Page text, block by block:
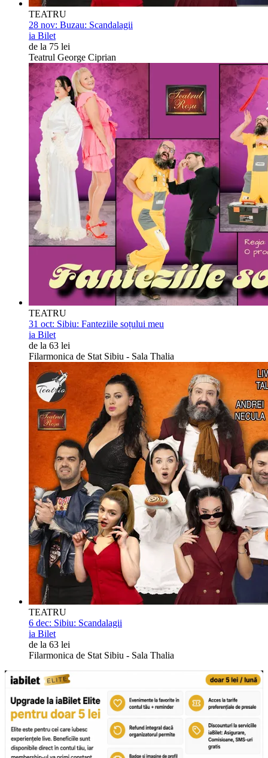
TEATRU
28 nov: Buzau: Scandalagii
ia Bilet
de la 75 lei
Teatrul George Ciprian
TEATRU
31 oct: Sibiu: Fanteziile soțului meu
ia Bilet
de la 63 lei
Filarmonica de Stat Sibiu - Sala Thalia
TEATRU
6 dec: Sibiu: Scandalagii
ia Bilet
de la 63 lei
Filarmonica de Stat Sibiu - Sala Thalia